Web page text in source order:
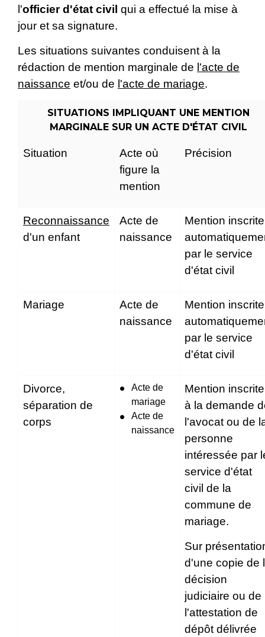
l'officier d'état civil qui a effectué la mise à
jour et sa signature.
Les situations suivantes conduisent à la
rédaction de mention marginale de l'acte de
naissance et/ou de l'acte de mariage.
SITUATIONS IMPLIQUANT UNE MENTION
MARGINALE SUR UN ACTE D'ÉTAT CIVIL
Situation
Acte où
figure la
mention
Précision
Reconnaissance
d'un enfant
Acte de
naissance
Mention inscrite
par le service
d'état civil
Mariage
Acte de
naissance
Mention inscrite
par le service
d'état civil
Divorce,
séparation de
corps
Acte de
mariage
Acte de
naissance
Mention inscrite
à la demande
l'avocat ou de
personne
intéressée par
service d'état
civil de la
commune de
mariage.
Sur
d'une copie de
décision
judiciaire ou de
l'attestation de
dépôt délivrée